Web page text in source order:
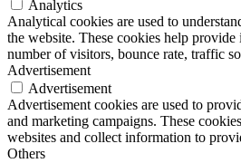
Analytics
Analytical cookies are used to
the website. These cookies help
number of visitors, bounce rate, traffic
Advertisement
Advertisement
Advertisement cookies are used to
and marketing campaigns. These
websites and collect information to
Others